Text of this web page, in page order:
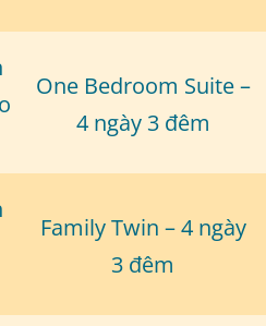
One Bedroom Suite –
4 ngày 3 đêm
Family Twin – 4 ngày
3 đêm